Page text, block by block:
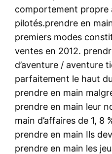
comportement propre
pilotés.prendre en
premiers modes
ventes en 2012.
d’aventure / aventure
parfaitement le haut
prendre en main
prendre en main leur
main d’affaires de 1, 8
prendre en main Ils
prendre en main les